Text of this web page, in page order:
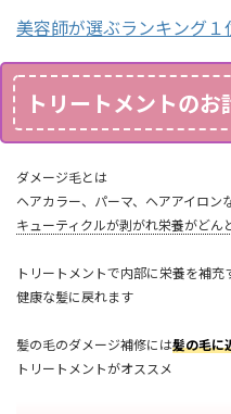
美容師が選ぶランキング１
トリートメントのお
ダメージ毛とは
ヘアカラー、パーマ、ヘアアイロン
キューティクルが剥がれ栄養がどん
トリートメントで内部に栄養を補充
健康な髪に戻れます
髪の毛のダメージ補修には髪の毛に
トリートメントがオススメ